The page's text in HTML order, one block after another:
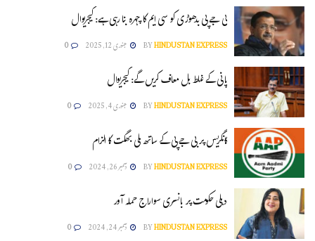
بی جے پی بدھوڑی کو سی ایم کا چہرہ بنا رہی ہے: کیجریوال
BYHINDUSTAN EXPRESS جنوری 12, 2025 0
پانی کے غلط بل معاف کریں گے: کیجریوال
BYHINDUSTAN EXPRESS جنوری 4, 2025 0
کانگریس پر بی جے پی کے ساتھ ملی بھگت کا الزام
BYHINDUSTAN EXPRESS دسمبر 26, 2024 0
دہلی حکومت پر بانسری سواراج حملہ آور
BYHINDUSTAN EXPRESS دسمبر 24, 2024 0